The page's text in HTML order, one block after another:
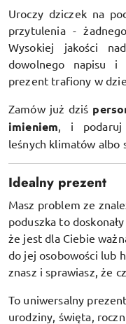
Uroczy dziczek na
przytulenia -
Wysokiej jakości
dowolnego napisu i
prezent trafiony w
Zamów już dziś
imieniem , i
leśnych klimatów albo
Idealny prezent
Masz problem ze
poduszka to
że jest dla Ciebie
do jej osobowości lub
znasz i sprawiasz, że
To uniwersalny
urodziny, święta,